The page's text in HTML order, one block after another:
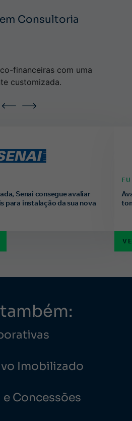
Consultoria
financeiras com uma
customizada.
Senai consegue avaliar
para instalação da sua nova
Imobilizado
Concessões